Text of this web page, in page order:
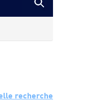
recherche